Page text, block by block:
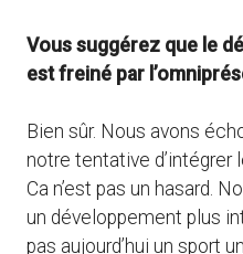
Vous suggérez que le
est freiné par
Bien sûr. Nous avons
notre tentative d’intégrer
Ca n’est pas un hasard.
un développement plus
pas aujourd’hui un sport